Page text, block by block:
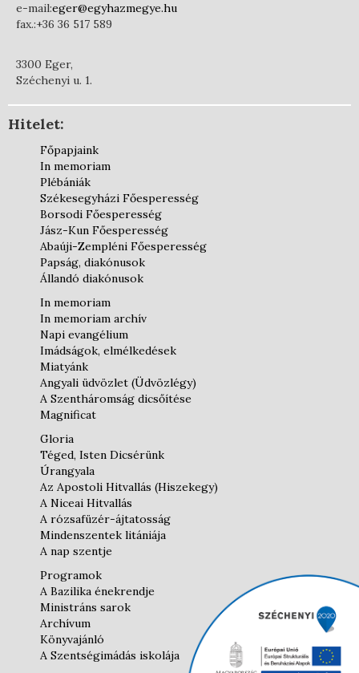
e-mail:eger@egyhazmegye.hu
fax.:+36 36 517 589
3300 Eger,
Széchenyi u. 1.
Hitelet:
Főpapjaink
In memoriam
Plébániák
Székesegyházi Főesperesség
Borsodi Főesperesség
Jász-Kun Főesperesség
Abaúji-Zempléni Főesperesség
Papság, diakónusok
Állandó diakónusok
In memoriam
In memoriam archív
Napi evangélium
Imádságok, elmélkedések
Miatyánk
Angyali üdvözlet (Üdvözlégy)
A Szentháromság dicsőítése
Magnificat
Gloria
Téged, Isten Dicsérünk
Úrangyala
Az Apostoli Hitvallás (Hiszekegy)
A Niceai Hitvallás
A rózsafüzér-ájtatosság
Mindenszentek litániája
A nap szentje
Programok
A Bazilika énekrendje
Ministráns sarok
Archívum
Könyvajánló
A Szentségimádás iskolája